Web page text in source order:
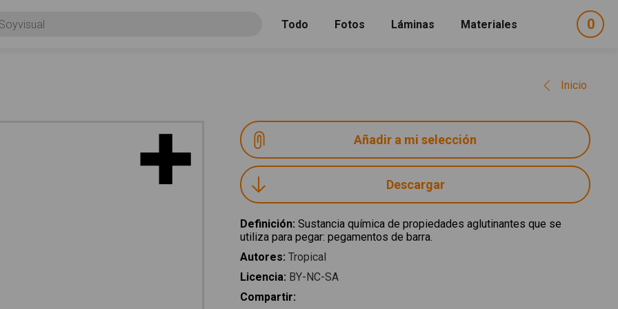
Todo Fotos Láminas Materiales 0
Inicio
Descargar
Definición: Sustancia química de propiedades aglutinantes que se
utiliza para pegar: pegamentos de barra.
Autores: Tropical
Licencia: BY-NC-SA
Compartir: